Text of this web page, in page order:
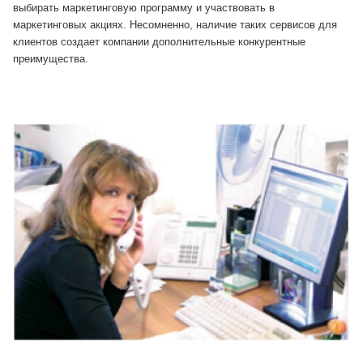
выбирать маркетинговую программу и участвовать в
маркетинговых акциях. Несомненно, нали­чие таких сервисов для
клиентов создает компании дополни­тельные конкурентные
преимущества.